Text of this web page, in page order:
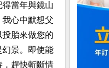
當年與鏡山
心中默想父
胎來做您的
景。即使能
趕快斬斷情